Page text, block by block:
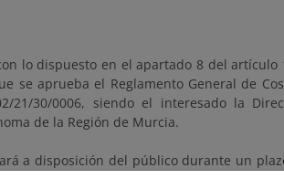
lo dispuesto en el apartado 8 del artículo
se aprueba el Reglamento General de
21/30/0006, siendo el interesado la
de la Región de Murcia.
a disposición del público durante un
a aquel en que tenga lugar la